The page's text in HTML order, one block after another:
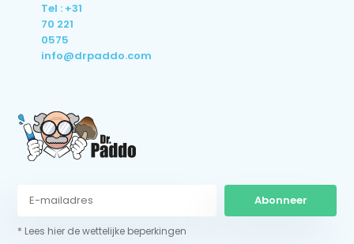
Tel : +31
70 221
0575
info@drpaddo.com
Abonneer
* Lees hier de wettelijke beperkingen